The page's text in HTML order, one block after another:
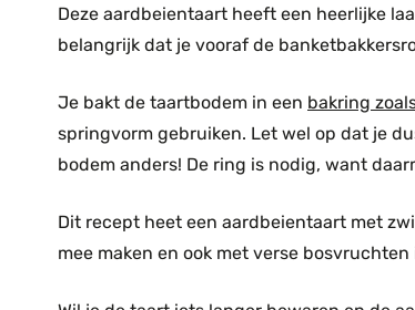
Deze aardbeientaart heeft een heerlijke
belangrijk dat je vooraf de
Je bakt de taartbodem in een bakring
springvorm gebruiken. Let wel op dat je
bodem anders! De ring is nodig, want
Dit recept heet een aardbeientaart met
mee maken en ook met verse